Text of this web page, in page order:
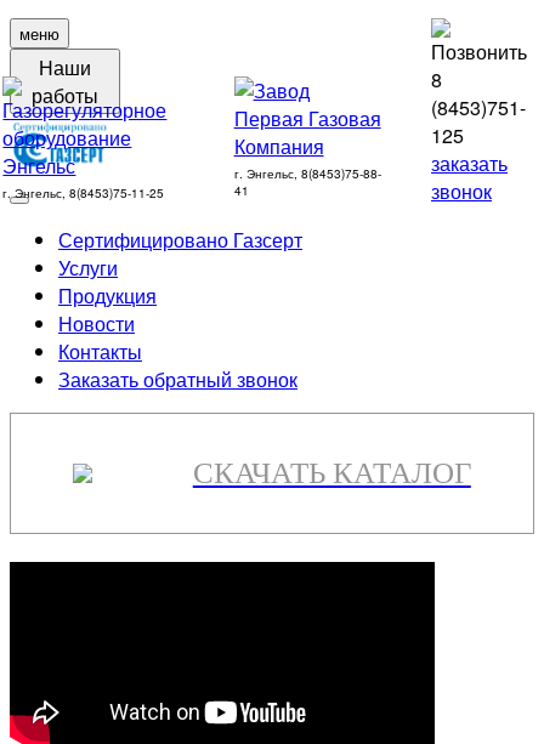
меню
Наши
работы
г. Энгельс, 8(8453)75-11-25
г. Энгельс, 8(8453)75-88-
41
8
(8453)751-
125
заказать
звонок
Сертифицировано Газсерт
Услуги
Продукция
Новости
Контакты
Заказать обратный звонок
СКАЧАТЬ КАТАЛОГ